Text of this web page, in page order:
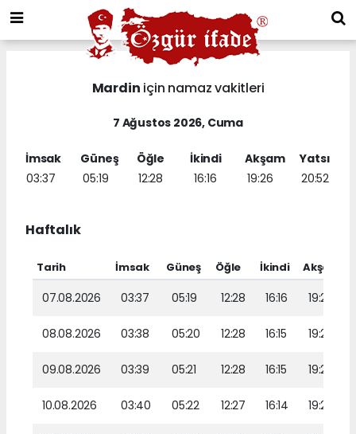
Mardin için namaz vakitleri
7 Ağustos 2026, Cuma
İmsak
03:37
Güneş
05:19
Öğle
12:28
İkindi
16:16
Akşam
19:26
Yatsı
20:52
Haftalık
Tarih İmsak Güneş Öğle İkindi Akşam
07.08.2026 03:37 05:19 12:28 16:16 19:26
08.08.2026 03:38 05:20 12:28 16:15 19:25
09.08.2026 03:39 05:21 12:28 16:15 19:24
10.08.2026 03:40 05:22 12:27 16:14 19:22